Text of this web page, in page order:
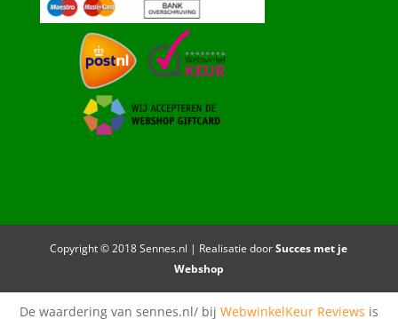
Copyright © 2018 Sennes.nl | Realisatie doorSucces met je
Webshop
De waardering van sennes.nl/ bij WebwinkelKeur Reviews is